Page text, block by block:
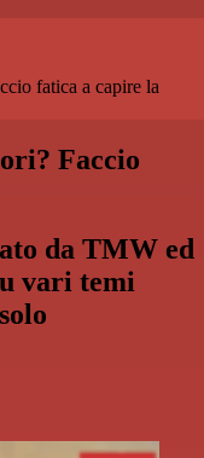
fatica a capire la
Faccio
da TMW ed
vari temi